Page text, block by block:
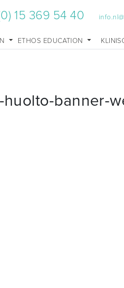
15 369 54 40
ETHOS EDUCATION
banner-